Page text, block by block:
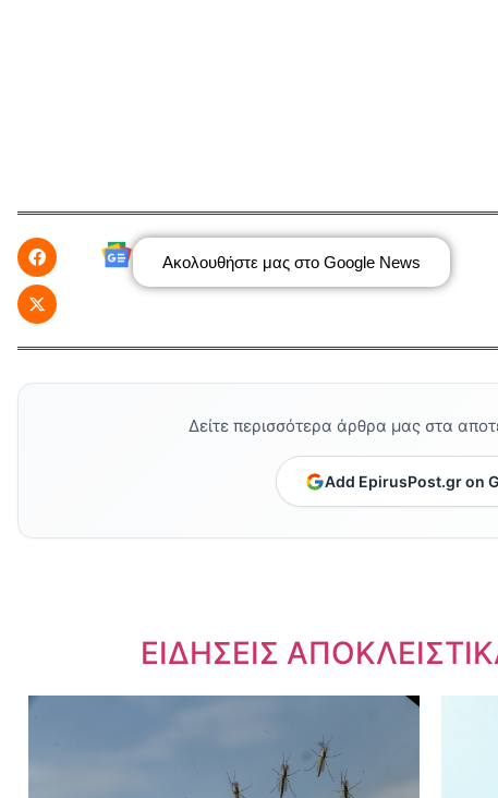
Ακολουθήστε μας στο Google News
Δείτε περισσότερα άρθρα μας στα
Add EpirusPost.gr on
ΕΙΔΗΣΕΙΣ
Dnews.gr